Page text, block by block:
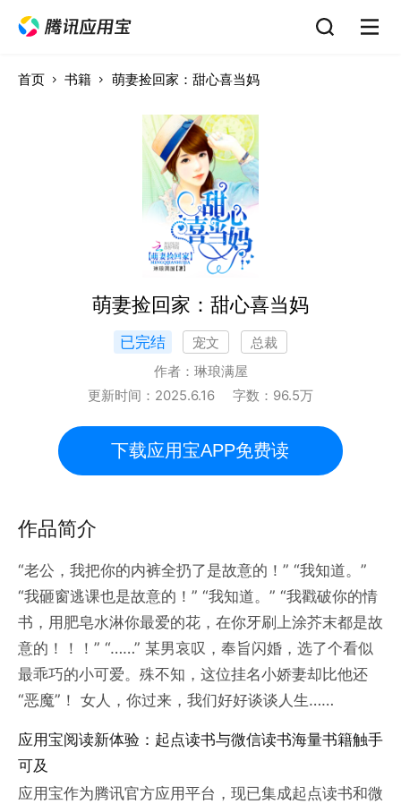
首页 书籍 萌妻捡回家：甜心喜当妈
萌妻捡回家：甜心喜当妈
已完结 宠文
总裁
作者： 琳琅满屋
更新时间： 2025.6.16 字数： 96.5万
下载应用宝APP免费读
作品简介
“老公，我把你的内裤全扔了是故意的！” “我知道。”
“我砸窗逃课也是故意的！” “我知道。” “我戳破你的情
书，用肥皂水淋你最爱的花，在你牙刷上涂芥末都是故
意的！！！” “……” 某男哀叹，奉旨闪婚，选了个看似
最乖巧的小可爱。殊不知，这位挂名小娇妻却比他还
“恶魔”！ 女人，你过来，我们好好谈谈人生……
应用宝阅读新体验：起点读书与微信读书海量书籍触手
可及
应用宝作为腾讯官方应用平台，现已集成起点读书和微